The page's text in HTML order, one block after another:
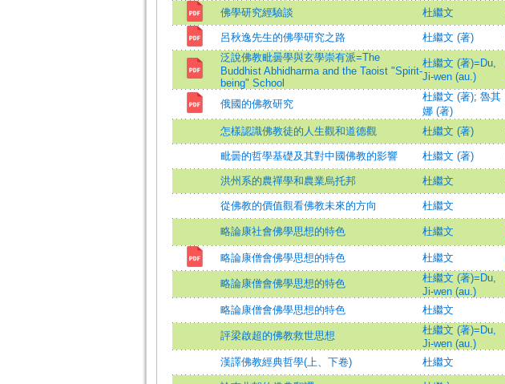
佛學研究經驗談 杜繼文
呂秋逸先生的佛學研究之路 杜繼文 (著)
泛說佛教毗曇學與玄學崇有派=The
Buddhist Abhidharma and the Taoist "Spirit-
being" School
杜繼文 (著)=Du,
Ji-wen (au.)
俄國的佛教研究
杜繼文 (著); 魯其
娜 (著)
怎樣認識佛教徒的人生觀和道德觀 杜繼文 (著)
毗曇的哲學基礎及其對中國佛教的影響 杜繼文 (著)
洪州系的農禪學和農業烏托邦 杜繼文
從佛教的價值觀看佛教未來的方向 杜繼文
略論康社會佛學思想的特色 杜繼文
略論康僧會佛學思想的特色 杜繼文
略論康僧會佛學思想的特色
杜繼文 (著)=Du,
Ji-wen (au.)
略論康僧會佛學思想的特色 杜繼文
評梁啟超的佛教救世思想
杜繼文 (著)=Du,
Ji-wen (au.)
漢譯佛教經典哲學(上、下卷) 杜繼文